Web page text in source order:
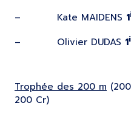
– Kate MAIDENS 1
– Olivier DUDAS 1
Trophée des 200 m
200 Cr)